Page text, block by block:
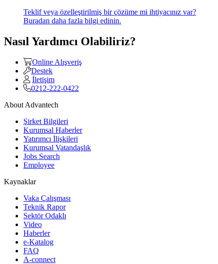
Teklif veya özelleştirilmiş bir çözüme mi ihtiyacınız var?
Buradan daha fazla bilgi edinin.
Nasıl Yardımcı Olabiliriz?
Online Alışveriş
Destek
İletişim
0212-222-0422
About Advantech
Şirket Bilgileri
Kurumsal Haberler
Yatırımcı İlişkileri
Kurumsal Vatandaşlık
Jobs Search
Employee
Kaynaklar
Vaka Çalışması
Teknik Rapor
Sektör Odaklı
Video
Haberler
e-Katalog
FAQ
A-connect